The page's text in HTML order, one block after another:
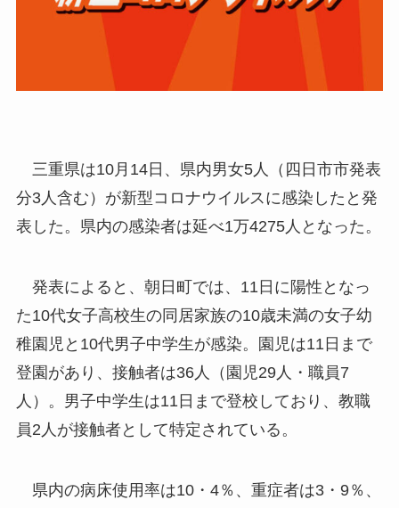
三重県は10月14日、県内男女5人（四日市市発表
分3人含む）が新型コロナウイルスに感染したと発
表した。県内の感染者は延べ1万4275人となった。
発表によると、朝日町では、11日に陽性となっ
た10代女子高校生の同居家族の10歳未満の女子幼
稚園児と10代男子中学生が感染。園児は11日まで
登園があり、接触者は36人（園児29人・職員7
人）。男子中学生は11日まで登校しており、教職
員2人が接触者として特定されている。
県内の病床使用率は10・4％、重症者は3・9％、